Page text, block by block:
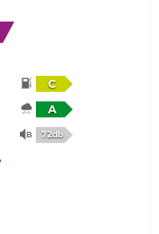
C
A
72db